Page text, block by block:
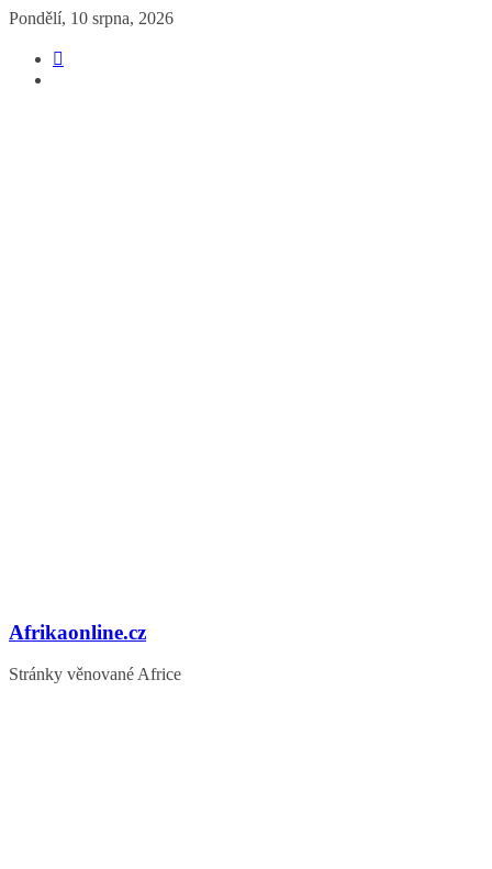
Přeskočit
obsah
Pondělí, 10 srpna, 2026
Afrikaonline.cz
Stránky věnované Africe